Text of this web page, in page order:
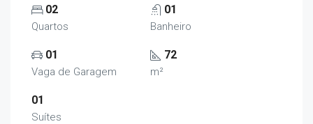
02
Quartos
01
Banheiro
01
Vaga de Garagem
72
m²
01
Suítes